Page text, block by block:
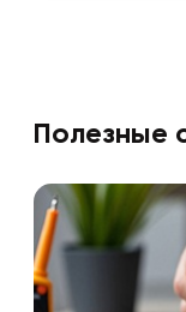
Полезные